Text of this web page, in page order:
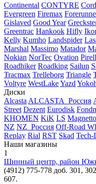
Continental CONTYRE
Evergreen Firemax
Gislaved Good Year
Greentrac Hankook Hifly
Kelly Kumho Landspider
Marshal Massimo Matador
Nokian NorTec Ovation
Roadhiker Roadking Sailun
Tracmax Trelleborg Triangle
Voltyre WestLakeYazd
Диски
AlcastaALCASTA_Россия
Street Dezent Eurodisk
KHOMEN KiK LS Magnetto
NZ NZ_Россия Off-Road
Replay Rial RST Skad Tech-
Наши магазины
1
Шинный центр, район
(4912) 775-778 доб. 301,
607.